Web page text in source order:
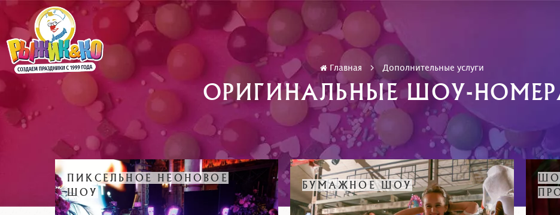
Главная Дополнительные услуги
ОРИГИНАЛЬНЫЕ ШОУ-
ПИКСЕЛЬНОЕ НЕОНОВОЕ
ШОУ
БУМАЖНОЕ ШОУ